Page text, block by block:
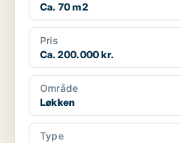
Ca. 70 m2
Pris
Ca. 200.000 kr.
Område
Løkken
Type